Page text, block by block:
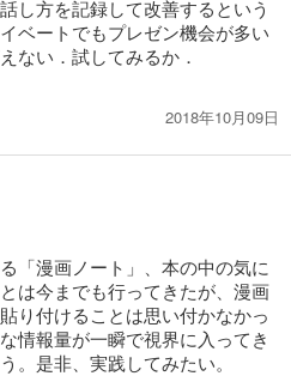
れるメリットを以下の６つで説
ラブル回避＆実績を示す
きながら考えることで自然と深
けることで違いが見え、そして
早く伝えることができる
存・記憶から解放される
書中では詳しい説明があり、本
非常によくまとまっており、
ことができた。
し方を記録して改善するという
ベートでもプレゼン機会が多い
ない．試してみるか．
2018年10月09日
「漫画ノート」、本の中の気に
は今までも行ってきたが、漫画
り付けることは思い付かなかっ
情報量が一瞬で視界に入ってき
。是非、実践してみたい。